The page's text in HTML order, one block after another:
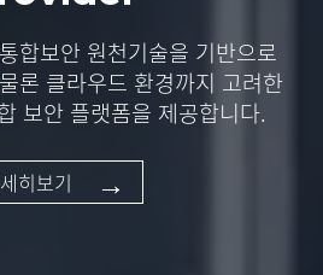
합보안 원천기술을 기반으로
론 클라우드 환경까지 고려한
보안 플랫폼을 제공합니다.
히보기 →
가이드라인 원칙에 완벽하게
전환 시대의 새로운 보안
패러다임
→
IPS까지 최적의 클라우드
IT 인프라 환경에서도 기존
의 강력한 보안과 통합적인
을 제공합니다.
히보기 →
합보안 원천기술을 기반으로
론 클라우드 환경까지 고려한
보안 플랫폼을 제공합니다.
히보기 →
가이드라인 원칙에 완벽하게
전환 시대의 새로운 보안
패러다임
→